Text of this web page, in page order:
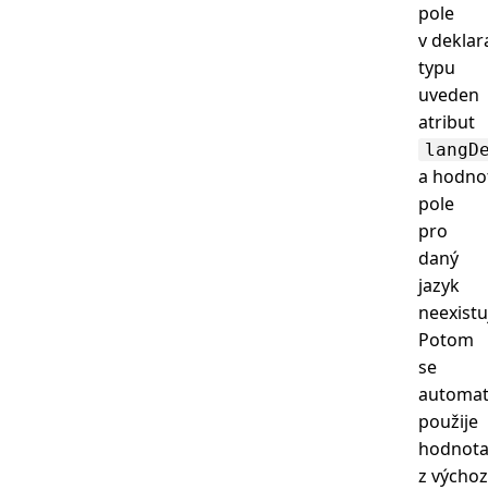
pole
v
typu
uveden
atribut
a
pole
pro
daný
jazyk
Potom
se
použije
hodnota
z